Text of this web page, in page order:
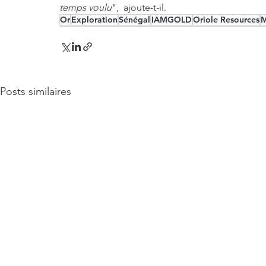
temps voulu",  ajoute-t-il.
OrExplorationSénégal IAMGOLDOriole Resources
Posts similaires